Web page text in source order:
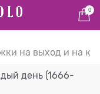
0
на выход и на
день (1666-